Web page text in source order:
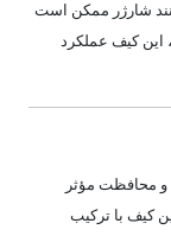
شارژر ممکن است
این کیف عملکرد
و محافظت مؤثر
کیف با ترکیب